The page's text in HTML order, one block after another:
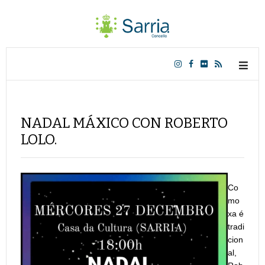
NADAL MÁXICO CON ROBERTO
LOLO.
Co
mo
xa é
tradi
cion
al,